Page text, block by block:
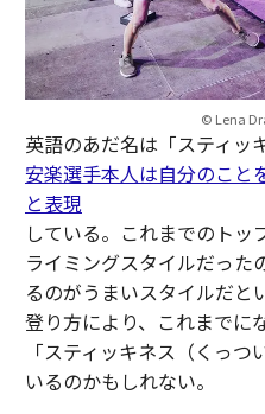
© Lena
英語のあだ名は「スティッ
安楽選手本人は自分のこと
と表現
している。これまでのトッ
ライミングスタイルだった
るのがうまいスタイルだと
登り方により、これまでに
「スティッキネス（くっ
いるのかもしれない。